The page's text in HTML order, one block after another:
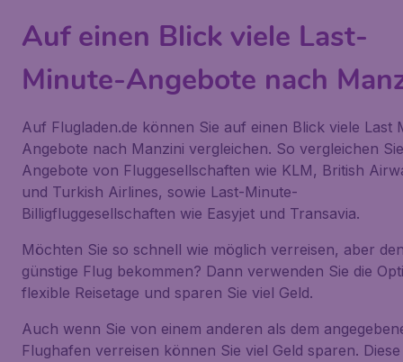
Auf einen Blick viele Last-
Minute-Angebote nach
Auf Flugladen.de können Sie auf einen Blick viele Last
Angebote nach Manzini vergleichen. So vergleichen Sie
Angebote von Fluggesellschaften wie KLM, British
und Turkish Airlines, sowie Last-Minute-
Billigfluggesellschaften wie Easyjet und Transavia.
Möchten Sie so schnell wie möglich verreisen, aber
günstige Flug bekommen? Dann verwenden Sie die
flexible Reisetage und sparen Sie viel Geld.
Auch wenn Sie von einem anderen als dem
Flughafen verreisen können Sie viel Geld sparen. Diese